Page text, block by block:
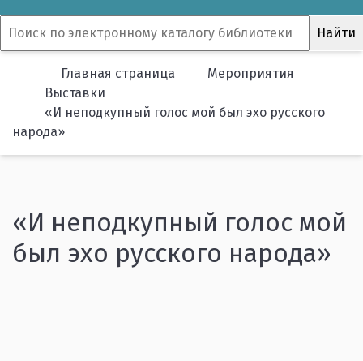
Главная страница
Мероприятия
Выставки
«И неподкупный голос мой был эхо русского
народа»
«И неподкупный голос мой
был эхо русского народа»